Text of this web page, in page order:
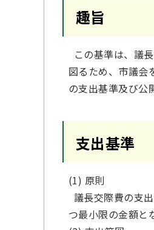
趣旨
この基準は、議
図るため、市議会
の支出基準及び公
支出基準
(1) 原則
議長交際費の支
つ最小限の金額と